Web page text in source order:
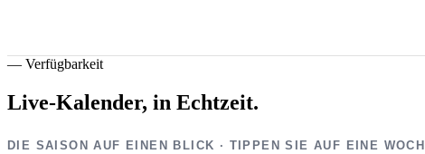
— Verfügbarkeit
Live-Kalender, in Echtzeit.
DIE SAISON AUF EINEN BLICK · TIPPEN SIE AUF EINE